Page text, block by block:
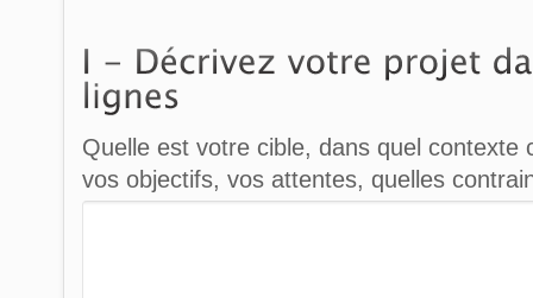
Quelle est votre cible, dans quel contexte
vos objectifs, vos attentes, quelles